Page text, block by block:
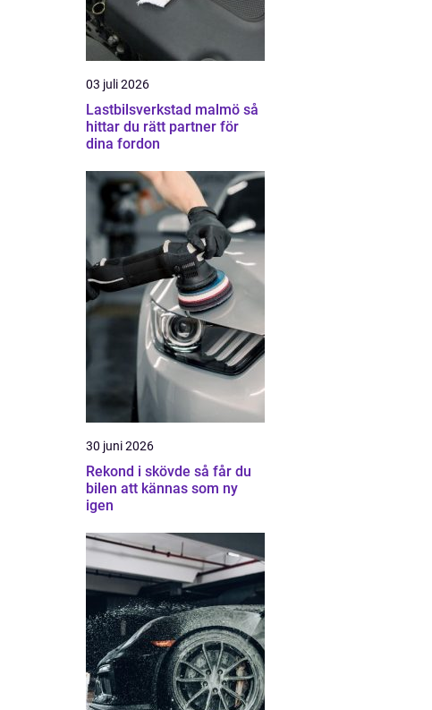
03 juli 2026
Lastbilsverkstad malmö så
hittar du rätt partner för
dina fordon
30 juni 2026
Rekond i skövde så får du
bilen att kännas som ny
igen